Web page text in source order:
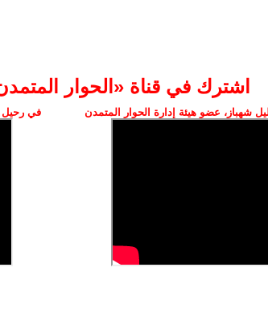
اشترك في قناة ‫«الحوار
شهباز، عضو هيئة إدارة الحوار المتمدن في رحيل